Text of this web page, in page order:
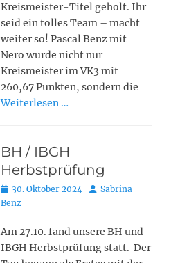
Kreismeister-Titel geholt. Ihr
seid ein tolles Team – macht
weiter so! Pascal Benz mit
Nero wurde nicht nur
Kreismeister im VK3 mit
260,67 Punkten, sondern die
Weiterlesen …
BH / IBGH
Herbstprüfung
Posted
on
30. Oktober 2024 AutorSabrina
Benz
Am 27.10. fand unsere BH und
IBGH Herbstprüfung statt. Der